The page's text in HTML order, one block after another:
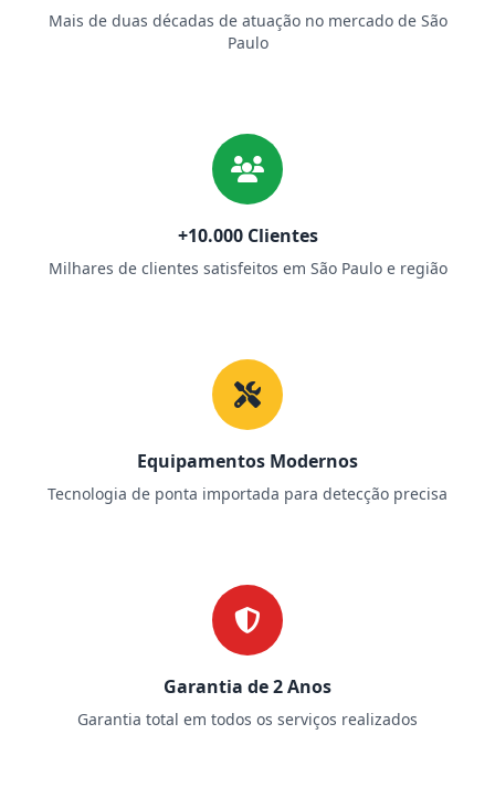
Mais de duas décadas de atuação no mercado de São
Paulo
+10.000 Clientes
Milhares de clientes satisfeitos em São Paulo e região
Equipamentos Modernos
Tecnologia de ponta importada para detecção precisa
Garantia de 2 Anos
Garantia total em todos os serviços realizados